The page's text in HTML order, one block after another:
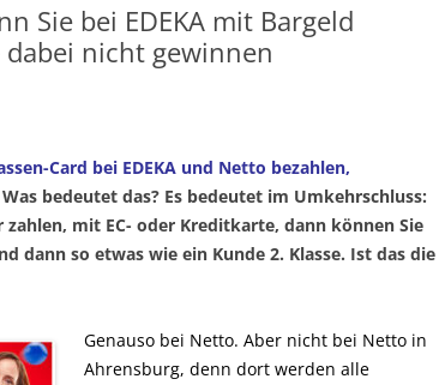
Sie bei EDEKA mit Bargeld
nicht gewinnen
Card bei EDEKA und Netto bezahlen,
Was bedeutet das? Es bedeutet im Umkehrschluss:
zahlen, mit EC- oder Kreditkarte, dann können Sie
dann so etwas wie ein Kunde 2. Klasse. Ist das die
Genauso bei Netto. Aber nicht bei Netto in
Ahrensburg, denn dort werden alle